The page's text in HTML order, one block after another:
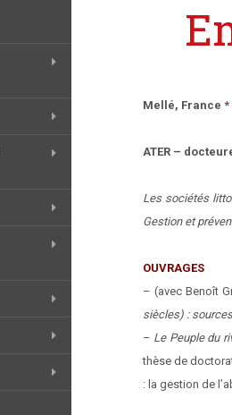
Mellé, France *
ATER –
Les sociétés
Gestion et
OUVRAGES
– (avec Benoît
siècles) :
– Le Peuple du
thèse de
: la gestion de